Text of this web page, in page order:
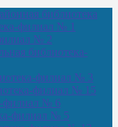
библиотека
филиал № 1
№ 2
библиотека-
филиал № 3
филиал № 15
филиал № 6
филиал № 5